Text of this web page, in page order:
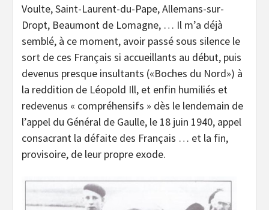
Voulte, Saint-Laurent-du-Pape, Allemans-sur-
Dropt, Beaumont de Lomagne, … Il m’a déjà
semblé, à ce moment, avoir passé sous silence le
sort de ces Français si accueillants au début, puis
devenus presque insultants («Boches du Nord») à
la reddition de Léopold Ill, et enfin humiliés et
redevenus « compréhensifs » dès le lendemain de
l’appel du Général de Gaulle, le 18 juin 1940, appel
consacrant la défaite des Français … et la fin,
provisoire, de leur propre exode.